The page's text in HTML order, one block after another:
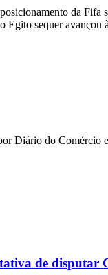
da Fifa
sequer
Diário do Comércio
de